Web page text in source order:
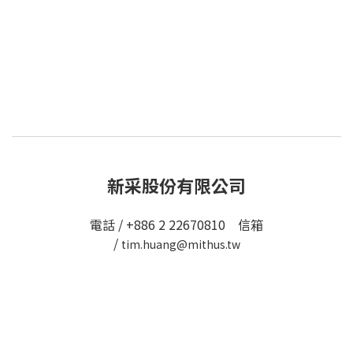
新采股份有限公司
電話 / +886 2 22670810 信箱
/ tim.huang@mithus.tw